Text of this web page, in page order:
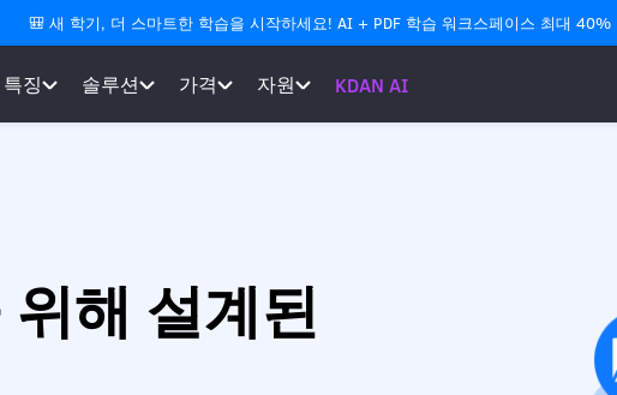
🎒 새 학기, 더 스마트한 학습을 시작하세요! AI + PDF 학습 워크스페이스 최대
특징 솔루션 가격 자원 KDAN AI
해 설계된